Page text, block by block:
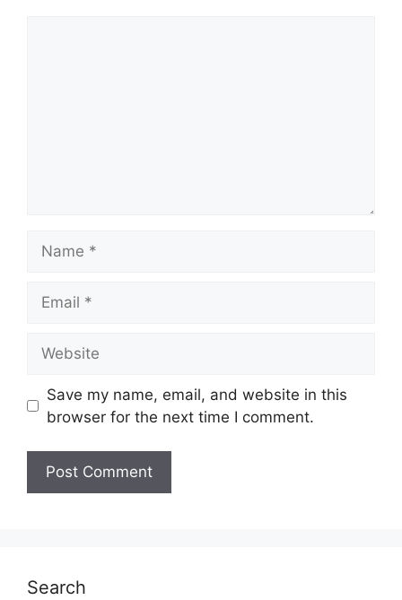
Save my name, email, and website in this
browser for the next time I comment.
Search